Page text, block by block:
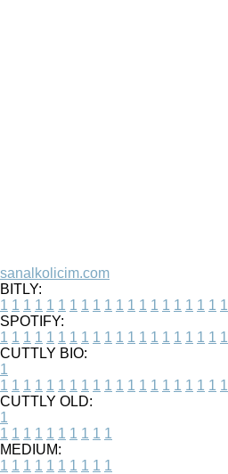
sanalkolicim.com
BITLY:
1 1 1 1 1 1 1 1 1 1 1 1 1 1 1 1 1 1 1 1
SPOTIFY:
1 1 1 1 1 1 1 1 1 1 1 1 1 1 1 1 1 1 1 1
CUTTLY BIO:
1
1 1 1 1 1 1 1 1 1 1 1 1 1 1 1 1 1 1 1 1
CUTTLY OLD:
1
1 1 1 1 1 1 1 1 1 1
MEDIUM:
1 1 1 1 1 1 1 1 1 1